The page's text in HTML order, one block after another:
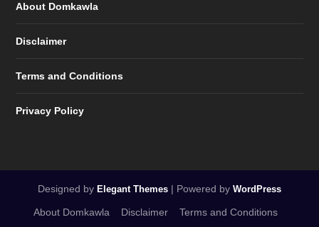
About Domkawla
Disclaimer
Terms and Conditions
Privacy Policy
Designed by Elegant Themes | Powered by WordPress
About Domkawla Disclaimer Terms and Conditions